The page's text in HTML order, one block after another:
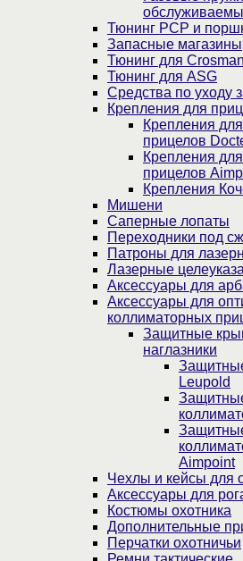
Тюнинг PCP и
Запасные магазины
Тюнинг для
Тюнинг для ASG
Средства по уходу
Крепления для
Крепления
прицелов
Крепления
прицелов
Крепления
Мишени
Саперные лопаты
Переходники под
Патроны для
Лазерные
Аксессуары для
Аксессуары для
коллиматорных
Защитные
наглазники
Leupold
Aimpoint
Чехлы и кейсы для
Аксессуары для
Костюмы охотника
Дополнительные
Перчатки охотничьи